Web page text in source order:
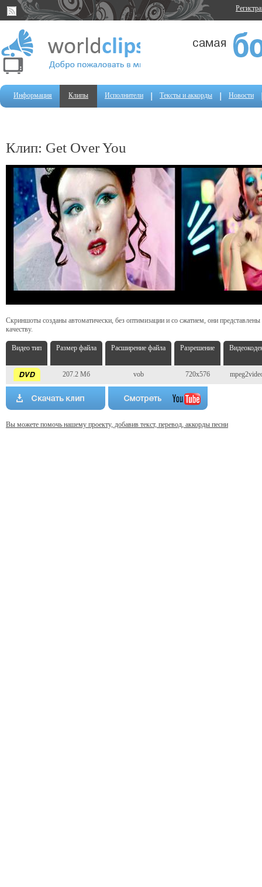
Информация Клипы Исполнители Тексты и аккорды Новости
Клип: Get Over You
Скриншоты созданы автоматически, без оптимизации и со сжатием, они
качеству.
Видео тип Размер файла Расширение файла Разрешение
207.2 Мб vob 720x576
Вы можете помочь нашему проекту, добавив текст, перевод, аккорды песни